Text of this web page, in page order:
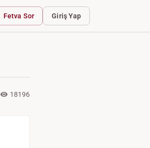
Fetva Sor Giriş Yap
18196